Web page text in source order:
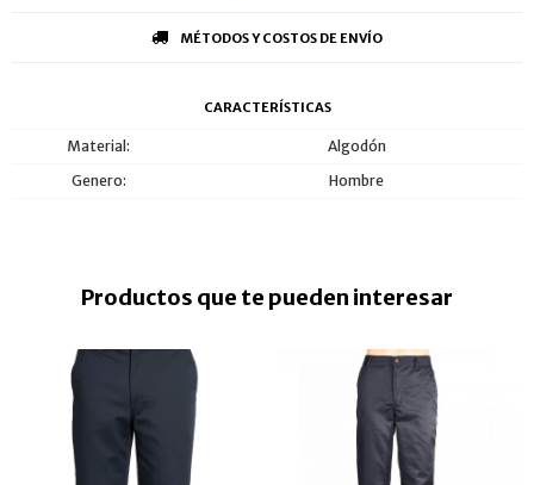
MÉTODOS Y COSTOS DE ENVÍO
CARACTERÍSTICAS
Material
Algodón
Genero
Hombre
Productos que te pueden interesar